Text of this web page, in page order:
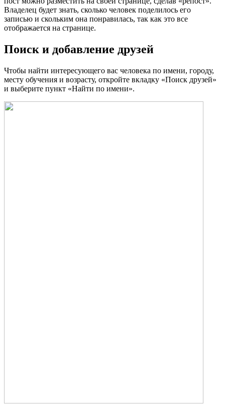
Владелец будет знать, сколько человек поделилось его
записью и скольким она понравилась, так как это все
отображается на странице.
Поиск и добавление друзей
Чтобы найти интересующего вас человека по имени, городу,
месту обучения и возрасту, откройте вкладку «Поиск друзей»
и выберите пункт «Найти по имени».